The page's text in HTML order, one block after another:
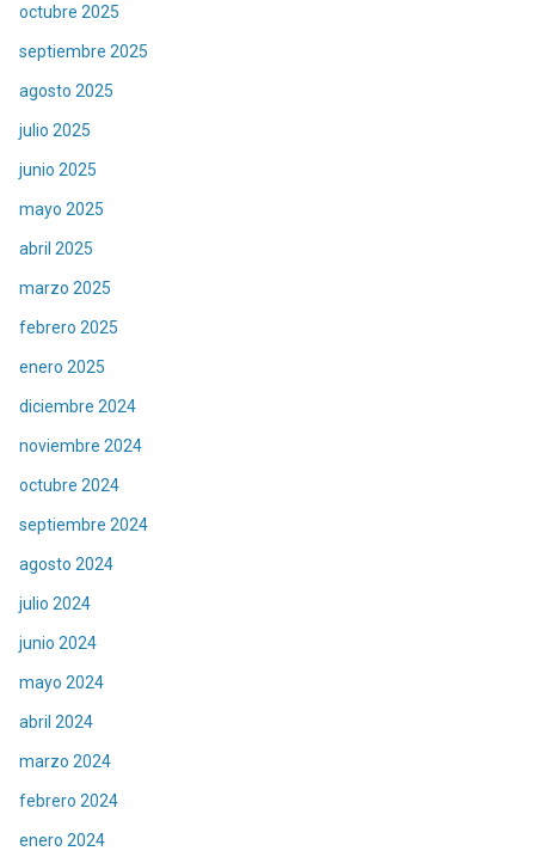
octubre 2025
septiembre 2025
agosto 2025
julio 2025
junio 2025
mayo 2025
abril 2025
marzo 2025
febrero 2025
enero 2025
diciembre 2024
noviembre 2024
octubre 2024
septiembre 2024
agosto 2024
julio 2024
junio 2024
mayo 2024
abril 2024
marzo 2024
febrero 2024
enero 2024